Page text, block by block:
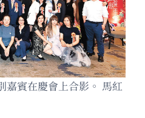
嘉賓在慶會上合影。 馬紅